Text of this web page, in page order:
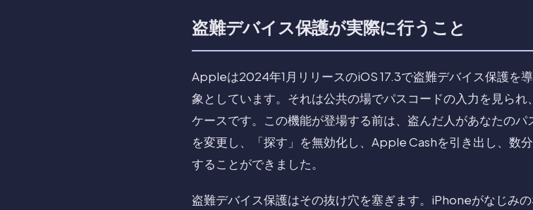
盗難デバイス保護が実際に行うこと
Appleは2024年1月リリースのiOS 17.3で盗難デバイス保護を
象としています。それは公共の場でパスコードの入力を見ら
ケースです。この機能が登場する前は、盗んだ人があなたの
を変更し、「探す」を無効化し、Apple Cashを引き出し、数
することができました。
盗難デバイス保護はその抜け穴を塞ぎます。iPhoneがなじみ